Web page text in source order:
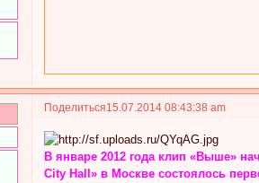
Поделиться15.07.2014 08:43:38 am
В январе 2012 года клип «Выше»
City Hall» в Москве состоялось